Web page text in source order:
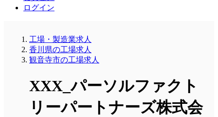
ログイン
工場・製造業求人
香川県の工場求人
観音寺市の工場求人
XXX_パーソルファクト
リーパートナーズ株式会